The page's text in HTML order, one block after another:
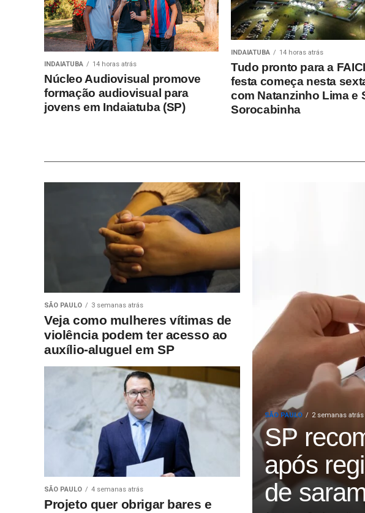
INDAIATUBA 14 horas atrás
Núcleo Audiovisual promove
formação audiovisual para
jovens em Indaiatuba (SP)
INDAIATUBA 14 horas atrás
Tudo pronto para a
festa começa nesta
com Natanzinho Lima e
Sorocabinha
SÃO PAULO 2 semanas atrás
SP
após
de
SÃO PAULO 3 semanas atrás
Veja como mulheres vítimas de
violência podem ter acesso ao
auxílio-aluguel em SP
SÃO PAULO 4 semanas atrás
Projeto quer obrigar bares e